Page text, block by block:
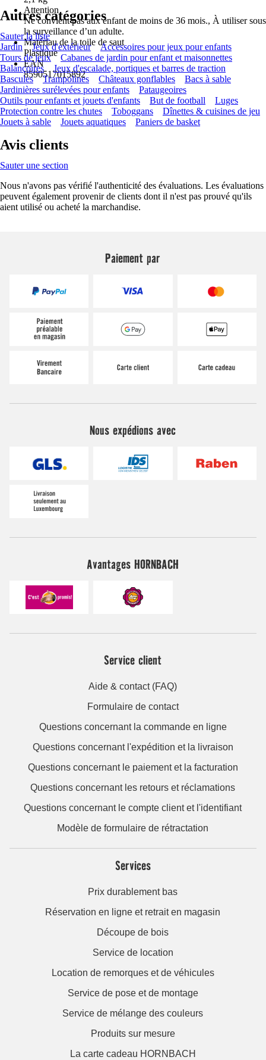
Attention
Ne convient pas aux enfant de moins de 36 mois., À utiliser sous
la surveillance d’un adulte.
Matériau de la toile de saut
Plastique
EAN
8590517015892
Autres catégories
Sauter la liste
Jardin
Jeux d'extérieur
Accessoires pour jeux pour enfants
Tours de jeux
Cabanes de jardin pour enfant et maisonnettes
Balançoires
Jeux d'escalade, portiques et barres de traction
Bascules
Trampolines Châteaux gonflables
Bacs à sable
Jardinières surélevées pour enfants
Pataugeoires
Outils pour enfants et jouets d'enfants
But de football
Luges
Protection contre les chutes
Toboggans
Dînettes & cuisines de jeu
Jouets à sable
Jouets aquatiques Paniers de basket
Avis clients
Sauter une section
Nous n'avons pas vérifié l'authenticité des évaluations. Les évaluations
peuvent également provenir de clients dont il n'est pas prouvé qu'ils
aient utilisé ou acheté la marchandise.
Paiement par
Nous expédions avec
Avantages HORNBACH
Service client
Aide & contact (FAQ)
Formulaire de contact
Questions concernant la commande en ligne
Questions concernant l'expédition et la livraison
Questions concernant le paiement et la facturation
Questions concernant les retours et réclamations
Questions concernant le compte client et l'identifiant
Modèle de formulaire de rétractation
Services
Prix durablement bas
Réservation en ligne et retrait en magasin
Découpe de bois
Service de location
Location de remorques et de véhicules
Service de pose et de montage
Service de mélange des couleurs
Produits sur mesure
La carte cadeau HORNBACH